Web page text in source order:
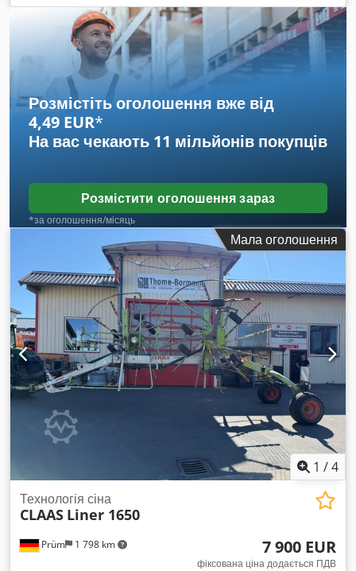
навантаження:5 кг, максимальна вага навантаження:2 900
, висота підйому:6 150 000 мм, кількість місць:1, перша
реєстрація:01/2016, мотогодини:5 200 h, загальна висота:
46 800 мм, водійська кабіна: інше , колісна база:
Розмістіть оголошення вже від
4,49 EUR*
На вас чекають 11 мільйонів покупців
Розмістити оголошення зараз
*за оголошення/місяць
Мала оголошення
1 /4
Prüm 1 798 km
Технологія сіна
CLAAS Liner 1650
7 900 EUR
фіксована ціна додається ПДВ